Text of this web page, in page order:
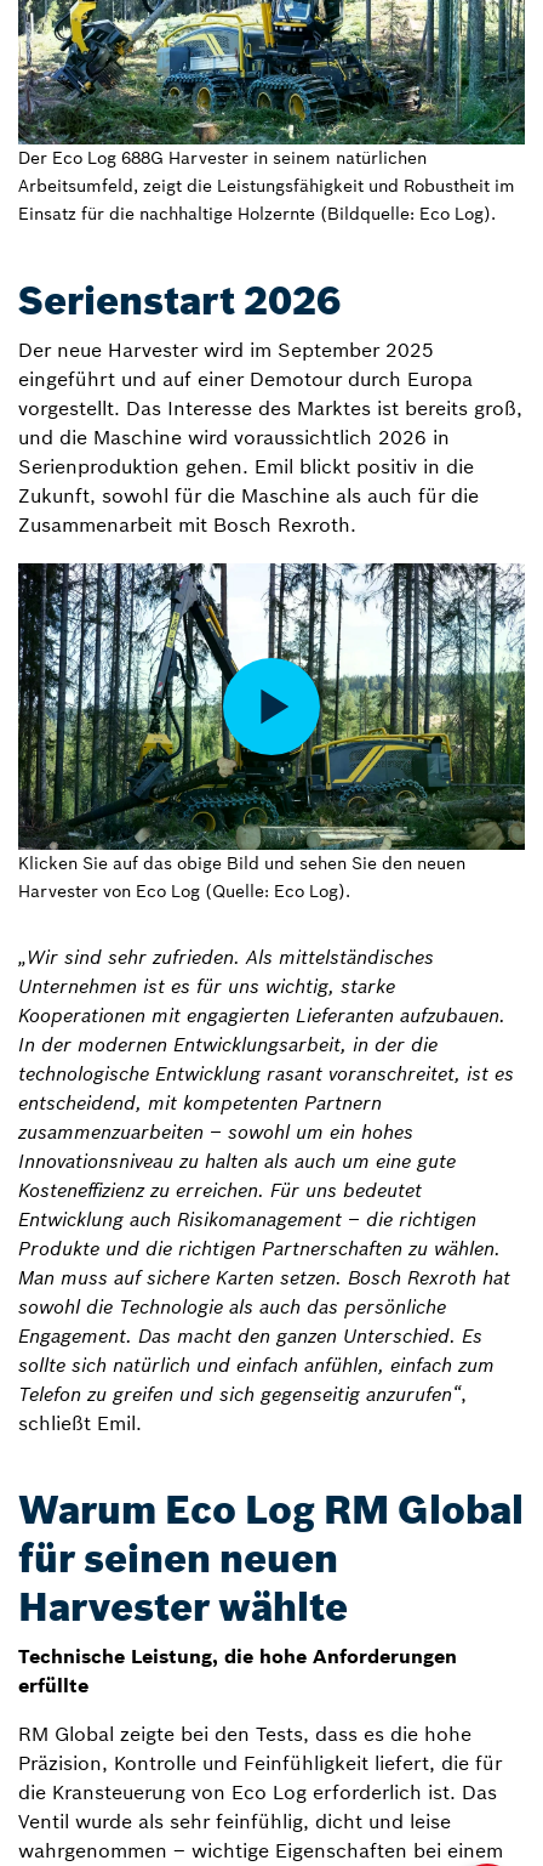
Der Eco Log 688G Harvester in seinem natürlichen
Arbeitsumfeld, zeigt die Leistungsfähigkeit und Robustheit im
Einsatz für die nachhaltige Holzernte (Bildquelle: Eco Log).
Serienstart 2026
Der neue Harvester wird im September 2025
eingeführt und auf einer Demotour durch Europa
vorgestellt. Das Interesse des Marktes ist bereits groß,
und die Maschine wird voraussichtlich 2026 in
Serienproduktion gehen. Emil blickt positiv in die
Zukunft, sowohl für die Maschine als auch für die
Zusammenarbeit mit Bosch Rexroth.
Klicken Sie auf das obige Bild und sehen Sie den neuen
Harvester von Eco Log (Quelle: Eco Log).
„Wir sind sehr zufrieden. Als mittelständisches
Unternehmen ist es für uns wichtig, starke
Kooperationen mit engagierten Lieferanten aufzubauen.
In der modernen Entwicklungsarbeit, in der die
technologische Entwicklung rasant voranschreitet, ist es
entscheidend, mit kompetenten Partnern
zusammenzuarbeiten – sowohl um ein hohes
Innovationsniveau zu halten als auch um eine gute
Kosteneffizienz zu erreichen. Für uns bedeutet
Entwicklung auch Risikomanagement – die richtigen
Produkte und die richtigen Partnerschaften zu wählen.
Man muss auf sichere Karten setzen. Bosch Rexroth hat
sowohl die Technologie als auch das persönliche
Engagement. Das macht den ganzen Unterschied. Es
sollte sich natürlich und einfach anfühlen, einfach zum
Telefon zu greifen und sich gegenseitig anzurufen“,
schließt Emil.
Warum Eco Log RM Global
für seinen neuen
Harvester wählte
Technische Leistung, die hohe Anforderungen
erfüllte
RM Global zeigte bei den Tests, dass es die hohe
Präzision, Kontrolle und Feinfühligkeit liefert, die für
die Kransteuerung von Eco Log erforderlich ist. Das
Ventil wurde als sehr feinfühlig, dicht und leise
wahrgenommen – wichtige Eigenschaften bei einem